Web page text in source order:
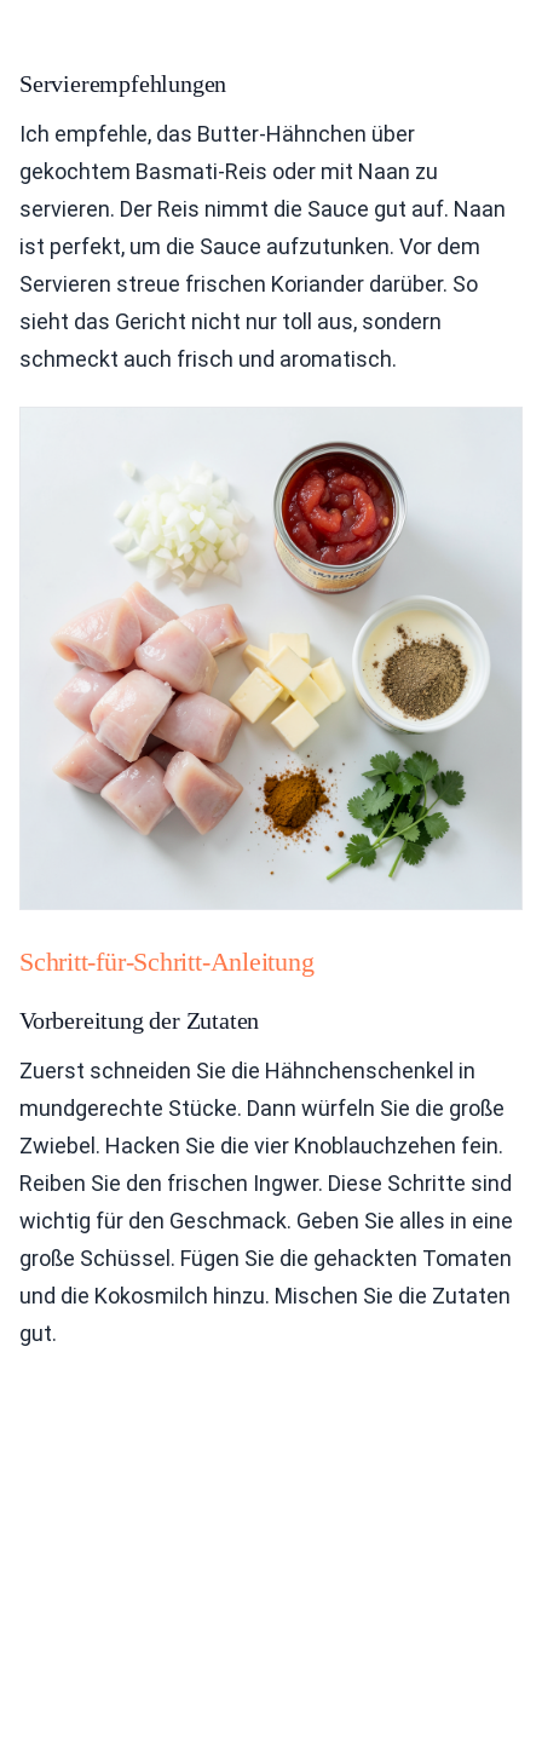
Servierempfehlungen
Ich empfehle, das Butter-Hähnchen über
gekochtem Basmati-Reis oder mit Naan zu
servieren. Der Reis nimmt die Sauce gut auf. Naan
ist perfekt, um die Sauce aufzutunken. Vor dem
Servieren streue frischen Koriander darüber. So
sieht das Gericht nicht nur toll aus, sondern
schmeckt auch frisch und aromatisch.
Schritt-für-Schritt-Anleitung
Vorbereitung der Zutaten
Zuerst schneiden Sie die Hähnchenschenkel in
mundgerechte Stücke. Dann würfeln Sie die große
Zwiebel. Hacken Sie die vier Knoblauchzehen fein.
Reiben Sie den frischen Ingwer. Diese Schritte sind
wichtig für den Geschmack. Geben Sie alles in eine
große Schüssel. Fügen Sie die gehackten Tomaten
und die Kokosmilch hinzu. Mischen Sie die Zutaten
gut.